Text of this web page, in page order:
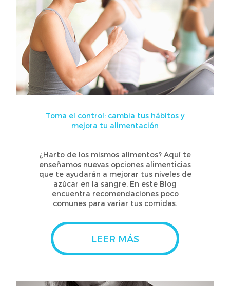
Toma el control: cambia tus hábitos y
mejora tu alimentación
¿Harto de los mismos alimentos? Aquí te
enseñamos nuevas opciones alimenticias
que te ayudarán a mejorar tus niveles de
azúcar en la sangre. En este Blog
encuentra recomendaciones poco
comunes para variar tus comidas.
LEER MÁS